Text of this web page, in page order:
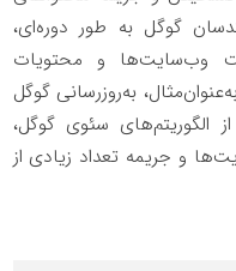
گوگل به طور دوره‌ای،
وب‌سایت‌ها و محتویات
به‌روزرسانی گوگل
یکی از الگوریتم‌های سئوی گوگل،
و جریمه تعداد زیادی از